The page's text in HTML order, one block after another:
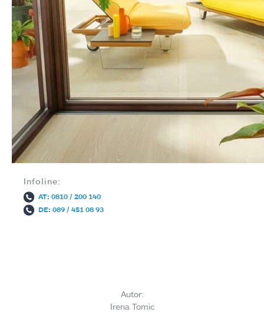
Infoline:
AT: 0810 / 200 140
DE: 089 / 451 08 93
Autor:
Irena Tomic